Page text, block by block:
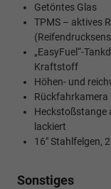
Getöntes Glas
TPMS – aktives
„EasyFuel“-
Kraftstoff
Höhen- und
Rückfahrkamera
Heckstoßstange
lackiert
16" Stahlfelgen,
Sonstiges